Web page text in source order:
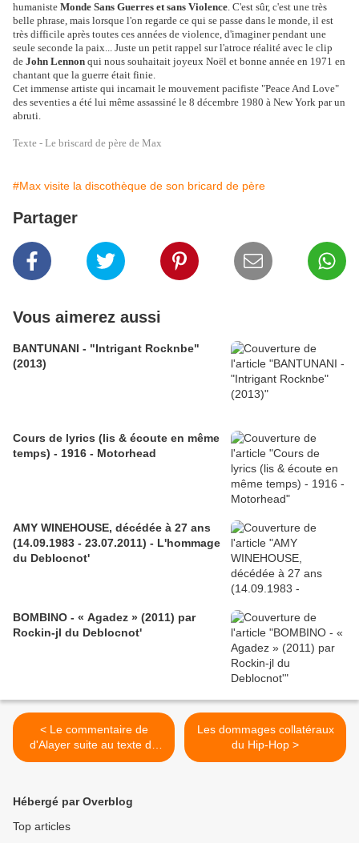
humaniste Monde Sans Guerres et sans Violence. C'est sûr, c'est une très
belle phrase, mais lorsque l'on regarde ce qui se passe dans le monde, il est
très difficile après toutes ces années de violence, d'imaginer pendant une
seule seconde la paix... Juste un petit rappel sur l'atroce réalité avec le clip
de John Lennon qui nous souhaitait joyeux Noël et bonne année en 1971 en
chantant que la guerre était finie.
Cet immense artiste qui incarnait le mouvement pacifiste "Peace And Love"
des seventies a été lui même assassiné le 8 décembre 1980 à New York par un
abruti.
Texte - Le briscard de père de Max
#Max visite la discothèque de son bricard de père
Partager
Vous aimerez aussi
BANTUNANI - "Intrigant Rocknbe"
(2013)
Cours de lyrics (lis & écoute en même
temps) - 1916 - Motorhead
AMY WINEHOUSE, décédée à 27 ans
(14.09.1983 - 23.07.2011) - L'hommage
du Deblocnot'
BOMBINO - « Agadez » (2011) par
Rockin-jl du Deblocnot'
< Le commentaire de
d'Alayer suite au texte de
Raphaël Confiant sur le
Les dommages collatéraux
du Hip-Hop >
Hébergé par Overblog
Top articles